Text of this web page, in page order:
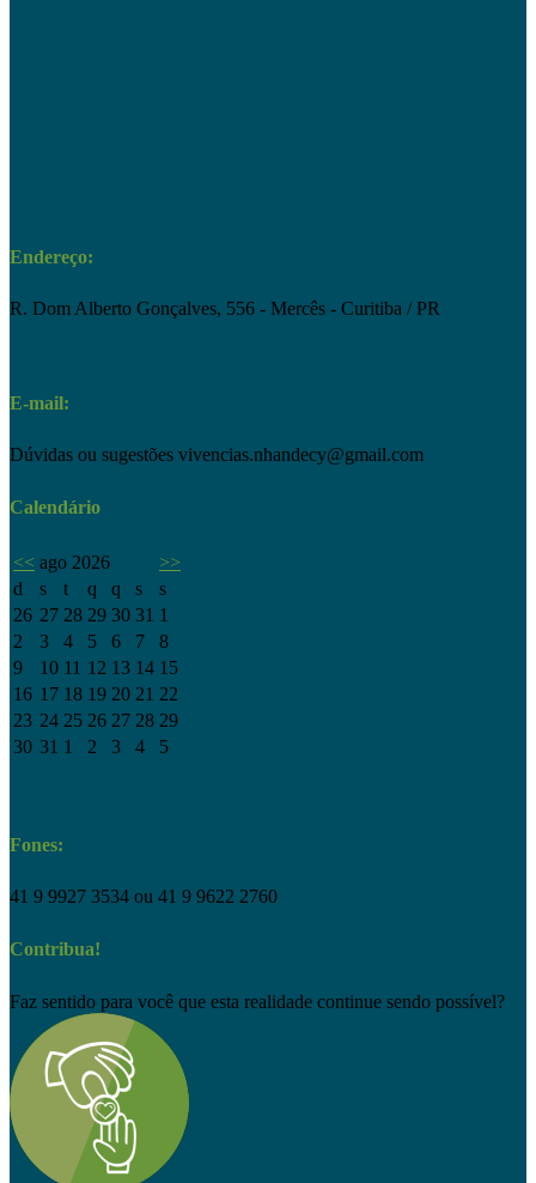
Endereço:
R. Dom Alberto Gonçalves, 556 - Mercês - Curitiba / PR
E-mail:
Dúvidas ou sugestões vivencias.nhandecy@gmail.com
Calendário
<< ago 2026
>>
d
s t q q s
s
26 27 28 29 30 31 1
2
3 4 5 6 7
8
9
10 11 12 13 14 15
16 17 18 19 20 21 22
23 24 25 26 27 28 29
30 31 1 2 3 4 5
Fones:
41 9 9927 3534 ou 41 9 9622 2760
Contribua!
Faz sentido para você que esta realidade continue sendo possível?